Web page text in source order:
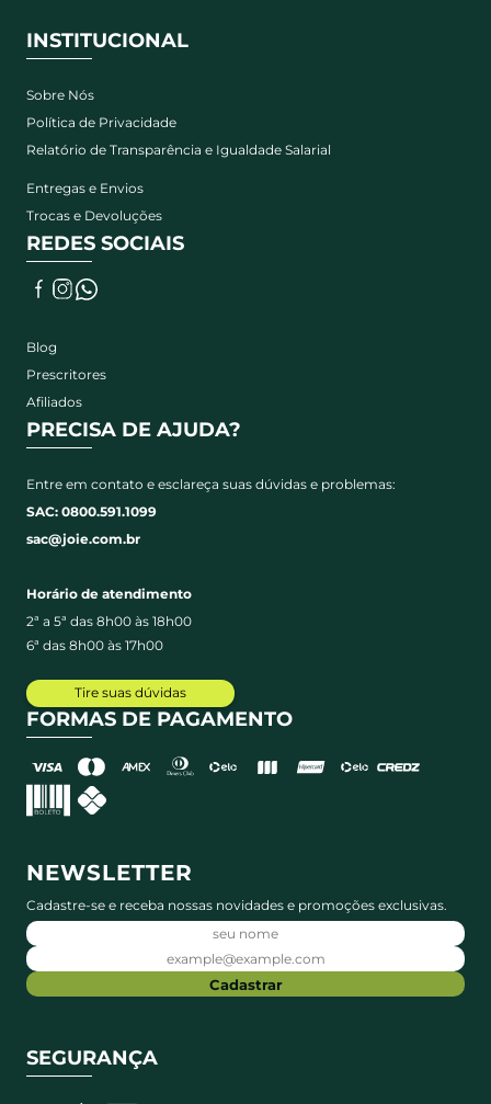
INSTITUCIONAL
Sobre Nós
Política de Privacidade
Relatório de Transparência e Igualdade Salarial
Entregas e Envios
Trocas e Devoluções
REDES SOCIAIS
Blog
Prescritores
Afiliados
PRECISA DE AJUDA?
Entre em contato e esclareça suas dúvidas e problemas:
SAC: 0800.591.1099
sac@joie.com.br
Horário de atendimento
2ª a 5ª das 8h00 às 18h00
6ª das 8h00 às 17h00
Tire suas dúvidas
FORMAS DE PAGAMENTO
NEWSLETTER
Cadastre-se e receba nossas novidades e promoções exclusivas.
Cadastrar
SEGURANÇA